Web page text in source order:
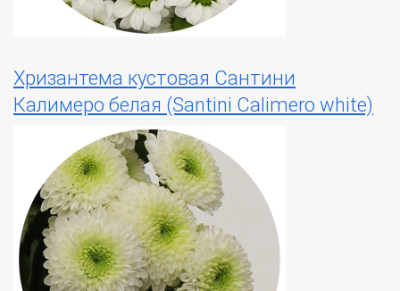
Хризантема кустовая Сантини
Калимеро белая (Santini Calimero white)